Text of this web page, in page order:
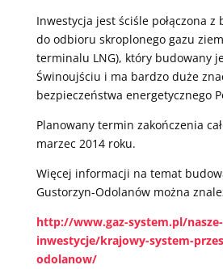
Inwestycja jest ściśle połączona
do odbioru skroplonego gazu
terminalu LNG), który budowany
Świnoujściu i ma bardzo duże
bezpieczeństwa energetycznego
Planowany termin zakończenia
marzec 2014 roku.
Więcej informacji na temat
Gustorzyn-Odolanów można
http://www.gaz-system.pl/nasze-
inwestycje/krajowy-system-
odolanow/